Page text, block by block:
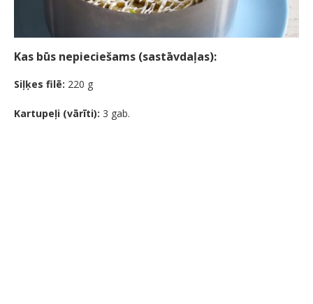
Kas būs nepieciešams (sastāvdaļas):
Siļķes filē: 220 g
Kartupeļi (vārīti): 3 gab.